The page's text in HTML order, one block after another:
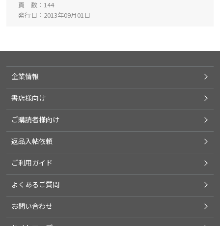
頁 数
144
発行日
2013年09月01日
企業情報
書店様向け
ご購読者様向け
返品入帖依頼
ご利用ガイド
よくあるご質問
お問い合わせ